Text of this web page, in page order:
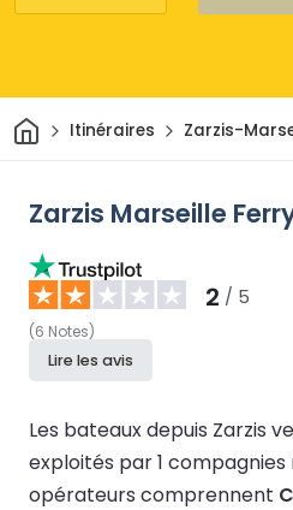
Maison
Itinéraires Zarzis-
Zarzis Marseille
2 / 5
(6 Notes)
Lire les avis
Les bateaux depuis Zarzis
exploités par 1 compagnies
opérateurs comprennent